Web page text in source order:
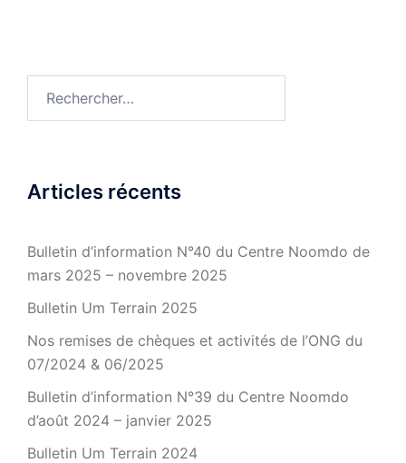
Articles récents
Bulletin d’information N°40 du Centre Noomdo de
mars 2025 – novembre 2025
Bulletin Um Terrain 2025
Nos remises de chèques et activités de l’ONG du
07/2024 & 06/2025
Bulletin d’information N°39 du Centre Noomdo
d’août 2024 – janvier 2025
Bulletin Um Terrain 2024